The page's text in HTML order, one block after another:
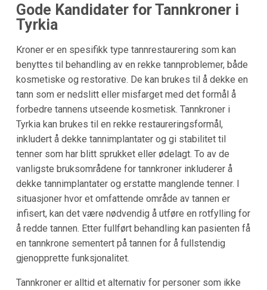
Gode Kandidater for Tannkroner i
Tyrkia
Kroner er en spesifikk type tannrestaurering som kan
benyttes til behandling av en rekke tannproblemer, både
kosmetiske og restorative. De kan brukes til å dekke en
tann som er nedslitt eller misfarget med det formål å
forbedre tannens utseende kosmetisk. Tannkroner i
Tyrkia kan brukes til en rekke restaureringsformål,
inkludert å dekke tannimplantater og gi stabilitet til
tenner som har blitt sprukket eller ødelagt. To av de
vanligste bruksområdene for tannkroner inkluderer å
dekke tannimplantater og erstatte manglende tenner. I
situasjoner hvor et omfattende område av tannen er
infisert, kan det være nødvendig å utføre en rotfylling for
å redde tannen. Etter fullført behandling kan pasienten få
en tannkrone sementert på tannen for å fullstendig
gjenopprette funksjonalitet.
Tannkroner er alltid et alternativ for personer som ikke